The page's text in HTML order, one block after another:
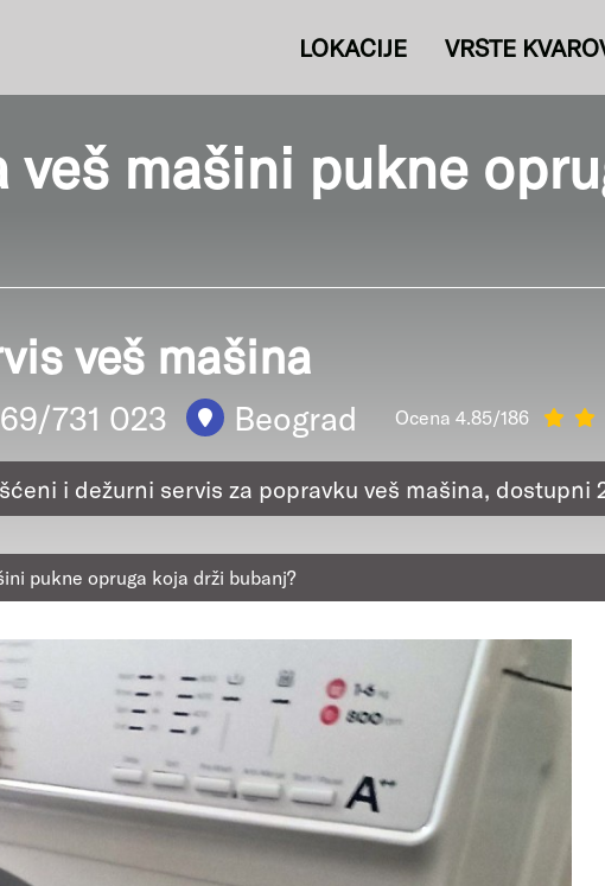
LOKACIJE VRSTE
veš mašini pukne
veš mašina
731 023 Beograd Ocena 4.85/186
i dežurni servis za popravku veš mašina, dostupni
pukne opruga koja drži bubanj?